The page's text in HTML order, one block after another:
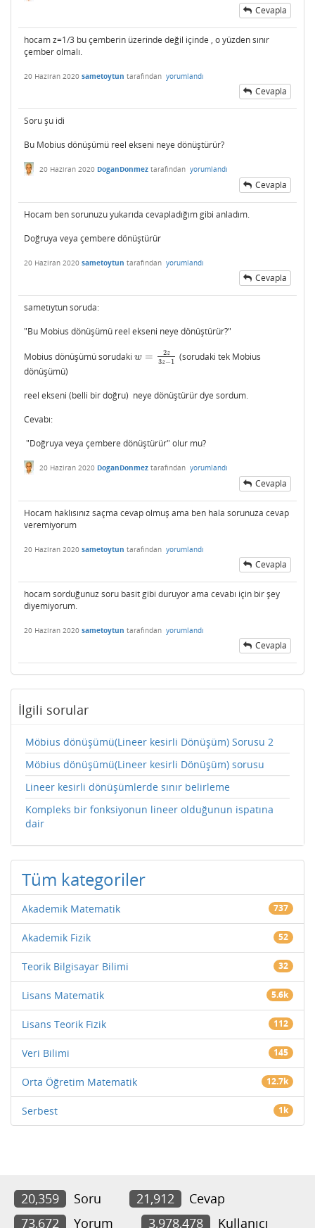
Cevapla
hocam z=1/3 bu çemberin üzerinde değil içinde , o yüzden sınır
çember olmalı.
20 Haziran 2020 sametoytun tarafından yorumlandı
Cevapla
Soru şu idi
Bu Mobius dönüşümü reel ekseni neye dönüştürür?
20 Haziran 2020 DoganDonmez tarafından yorumlandı
Cevapla
Hocam ben sorunuzu yukarıda cevapladığım gibi anladım.
Doğruya veya çembere dönüştürür
20 Haziran 2020 sametoytun tarafından yorumlandı
Cevapla
sametıytun soruda:
"Bu Mobius dönüşümü reel ekseni neye dönüştürür?"
Mobius dönüşümü sorudaki w = 2z
3z−1
w= 2z 3z−1 (sorudaki tek Mobius
dönüşümü)
reel ekseni (belli bir doğru) neye dönüştürür dye sordum.
Cevabı:
"Doğruya veya çembere dönüştürür" olur mu?
20 Haziran 2020 DoganDonmez tarafından yorumlandı
Cevapla
Hocam haklısınız saçma cevap olmuş ama ben hala sorunuza cevap
veremiyorum
20 Haziran 2020 sametoytun tarafından yorumlandı
Cevapla
hocam sorduğunuz soru basit gibi duruyor ama cevabı için bir şey
diyemiyorum.
20 Haziran 2020 sametoytun tarafından yorumlandı
Cevapla
İlgili sorular
Möbius dönüşümü(Lineer kesirli Dönüşüm) Sorusu 2
Möbius dönüşümü(Lineer kesirli Dönüşüm) sorusu
Lineer kesirli dönüşümlerde sınır belirleme
Kompleks bir fonksiyonun lineer olduğunun ispatına
dair
Tüm kategoriler
Akademik Matematik 737
Akademik Fizik 52
Teorik Bilgisayar Bilimi 32
Lisans Matematik 5.6k
Lisans Teorik Fizik 112
Veri Bilimi 145
Orta Öğretim Matematik 12.7k
Serbest 1k
20,359 Soru 21,912
Cevap
73,672
Yorum 3,978,478 Kullanıcı